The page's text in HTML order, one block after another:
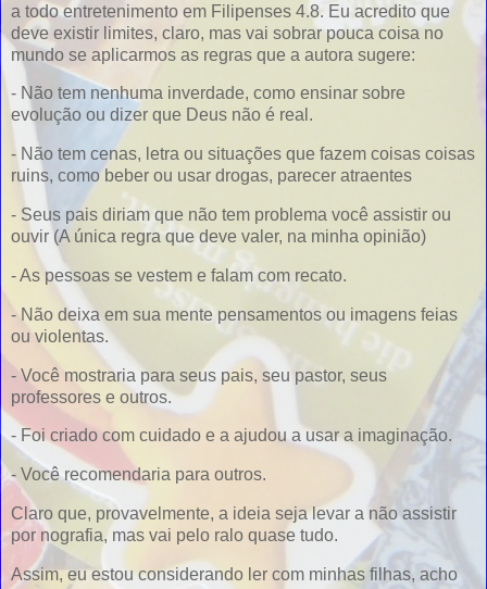
a todo entretenimento em Filipenses 4.8. Eu acredito que
deve existir limites, claro, mas vai sobrar pouca coisa no
mundo se aplicarmos as regras que a autora sugere:
- Não tem nenhuma inverdade, como ensinar sobre
evolução ou dizer que Deus não é real.
- Não tem cenas, letra ou situações que fazem coisas coisas
ruins, como beber ou usar drogas, parecer atraentes
- Seus pais diriam que não tem problema você assistir ou
ouvir (A única regra que deve valer, na minha opinião)
- As pessoas se vestem e falam com recato.
- Não deixa em sua mente pensamentos ou imagens feias
ou violentas.
- Você mostraria para seus pais, seu pastor, seus
professores e outros.
- Foi criado com cuidado e a ajudou a usar a imaginação.
- Você recomendaria para outros.
Claro que, provavelmente, a ideia seja levar a não assistir
por nografia, mas vai pelo ralo quase tudo.
Assim, eu estou considerando ler com minhas filhas, acho